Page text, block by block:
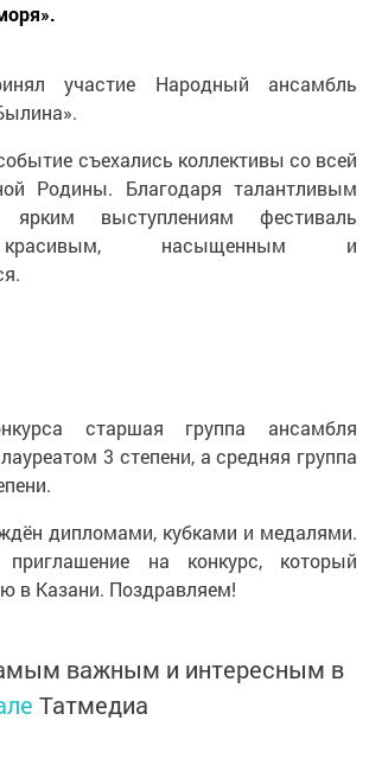
участие Народный ансамбль
съехались коллективы со всей
Родины. Благодаря талантливым
выступлениям фестиваль
красивым, насыщенным и
старшая группа ансамбля
3 степени, а средняя группа
дипломами, кубками и медалями.
на конкурс, который
в Казани. Поздравляем!
важным и интересным в
Татмедиа